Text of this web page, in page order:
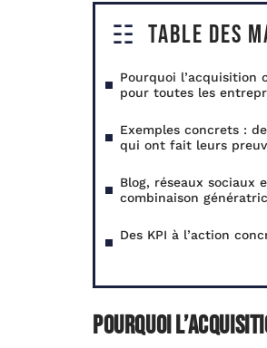
Table des
Pourquoi l’acquisition
pour toutes les
Exemples concrets :
qui ont fait leurs
Blog, réseaux sociaux
combinaison
Des KPI à l’action
Pourquoi